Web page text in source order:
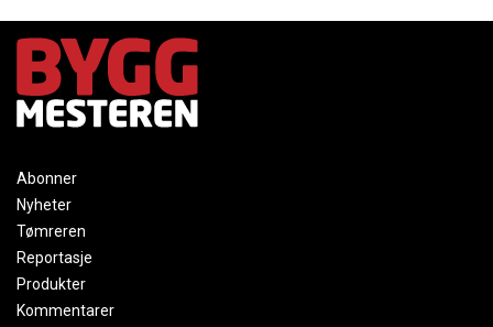
Abonner
Nyheter
Tømreren
Reportasje
Produkter
Kommentarer